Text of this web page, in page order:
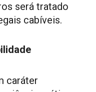
será tratado
cabíveis.
caráter